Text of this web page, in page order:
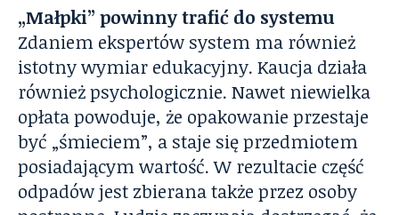
„Małpki” powinny trafić do systemu
Zdaniem ekspertów system ma również
istotny wymiar edukacyjny. Kaucja działa
również psychologicznie. Nawet niewielka
opłata powoduje, że opakowanie przestaje
być „śmieciem”, a staje się przedmiotem
posiadającym wartość. W rezultacie część
odpadów jest zbierana także przez osoby